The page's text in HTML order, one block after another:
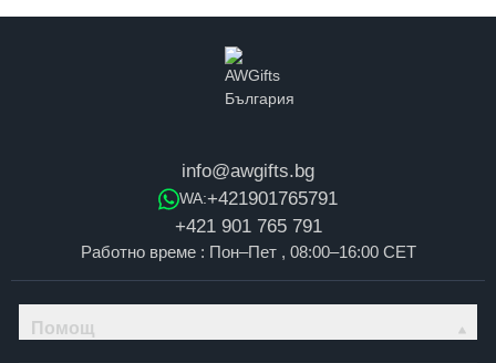
info@awgifts.bg
WA:+421901765791
+421 901 765 791
Работно време : Пон–Пет , 08:00–16:00 CET
Помощ